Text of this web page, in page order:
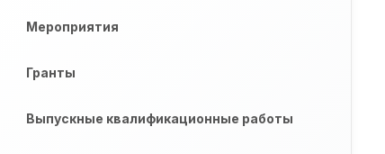
Мероприятия
Гранты
Выпускные квалификационные работы